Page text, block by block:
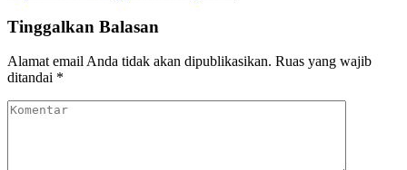
Tinggalkan Balasan
Alamat email Anda tidak akan dipublikasikan. Ruas yang wajib
ditandai *